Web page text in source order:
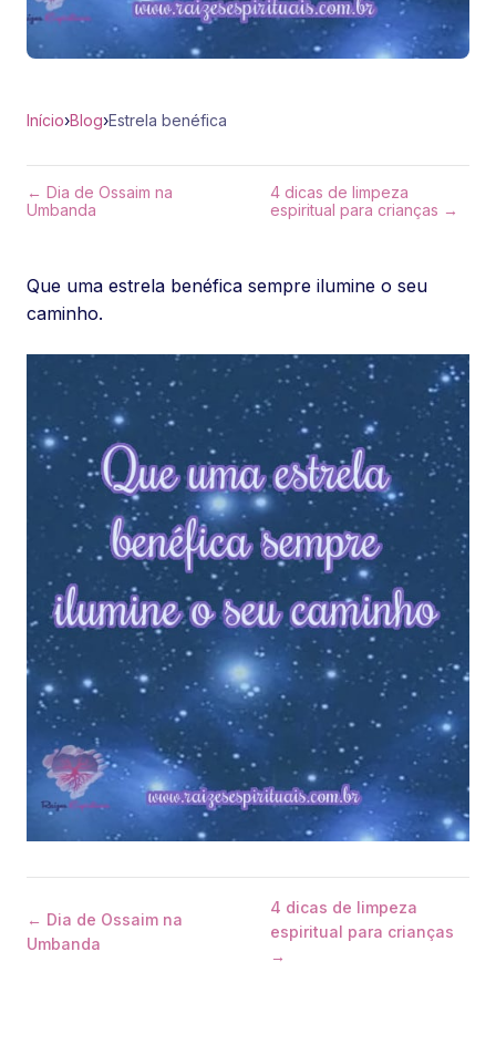
Início›Blog›Estrela benéfica
← Dia de Ossaim na
Umbanda
4 dicas de limpeza
espiritual para crianças →
Que uma estrela benéfica sempre ilumine o seu
caminho.
← Dia de Ossaim na
Umbanda
4 dicas de limpeza
espiritual para crianças
→